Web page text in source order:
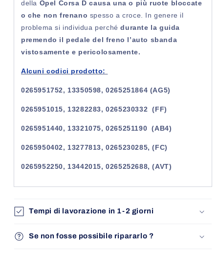
della Opel Corsa D causa una o più ruote bloccate
o che non frenano spesso a croce. In genere il
problema si individua perchédurante la guida
premendo il pedale del freno l’auto sbanda
vistosamente e pericolosamente.
Alcuni codici prodotto:
0265951752, 13350598, 0265251864 (AG5)
0265951015, 13282283, 0265230332 (FF)
0265951440, 13321075, 0265251190 (AB4)
0265950402, 13277813, 0265230285, (FC)
0265952250, 13442015, 0265252688, (AVT)
Tempi di lavorazione in 1-2 giorni
Se non fosse possibile ripararlo ?